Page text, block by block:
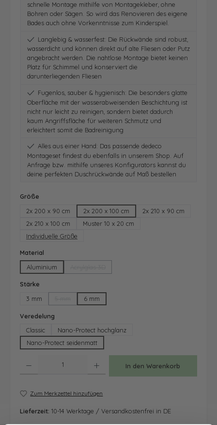
schnelle Montage mithilfe von Montagekleber, ohne
Bohren oder Sägen. So wird das Renovieren des eigene
Bades auch ohne Vorkenntnisse zum Kinderspiel.
Langlebig & wasserfest: Die Rückwände sind robust,
wasserdicht und können direkt auf alte Fliesen oder Putz
angebracht werden. Die nahtlose Montage bietet keinen
Platz für Schimmel und konserviert die
darunterliegenden Fliesen
Fugenlos, sauber & hygienisch: Die besonders glatte
Oberfläche mit der wasserabweisenden Beschichtung ist
nicht nur leicht zu reinigen, sondern bietet dadurch
kaum Angriffsfläche für weiteren Schmutz und
erleichtert somit die Badreinigung
Alles aus einer Hand: Das passende dedeco
Montageset findest du ebenfalls in unserem Shop. Auf
Anfrage bzw. mithilfe unseres Konfigurators kannst du
deine perfekten Duschrückwände auf Maß bestellen
Größe
2x 200 x 90 cm
2x 200 x 100 cm
2x 210 x 90 cm
2x 210 x 100 cm
Muster 10 x 20 cm
Individuelle Größe
Material
Aluminium
Stärke
3 mm
(Diese Option ist zurzeit nicht verfügbar.)
6 mm
Veredelung
Classic
Nano-Protect hochglanz
Nano-Protect seidenmatt
In den Warenkorb
Zum Merkzettel hinzufügen
Lieferzeit: 10-14 Werktage / Versandkostenfrei in DE